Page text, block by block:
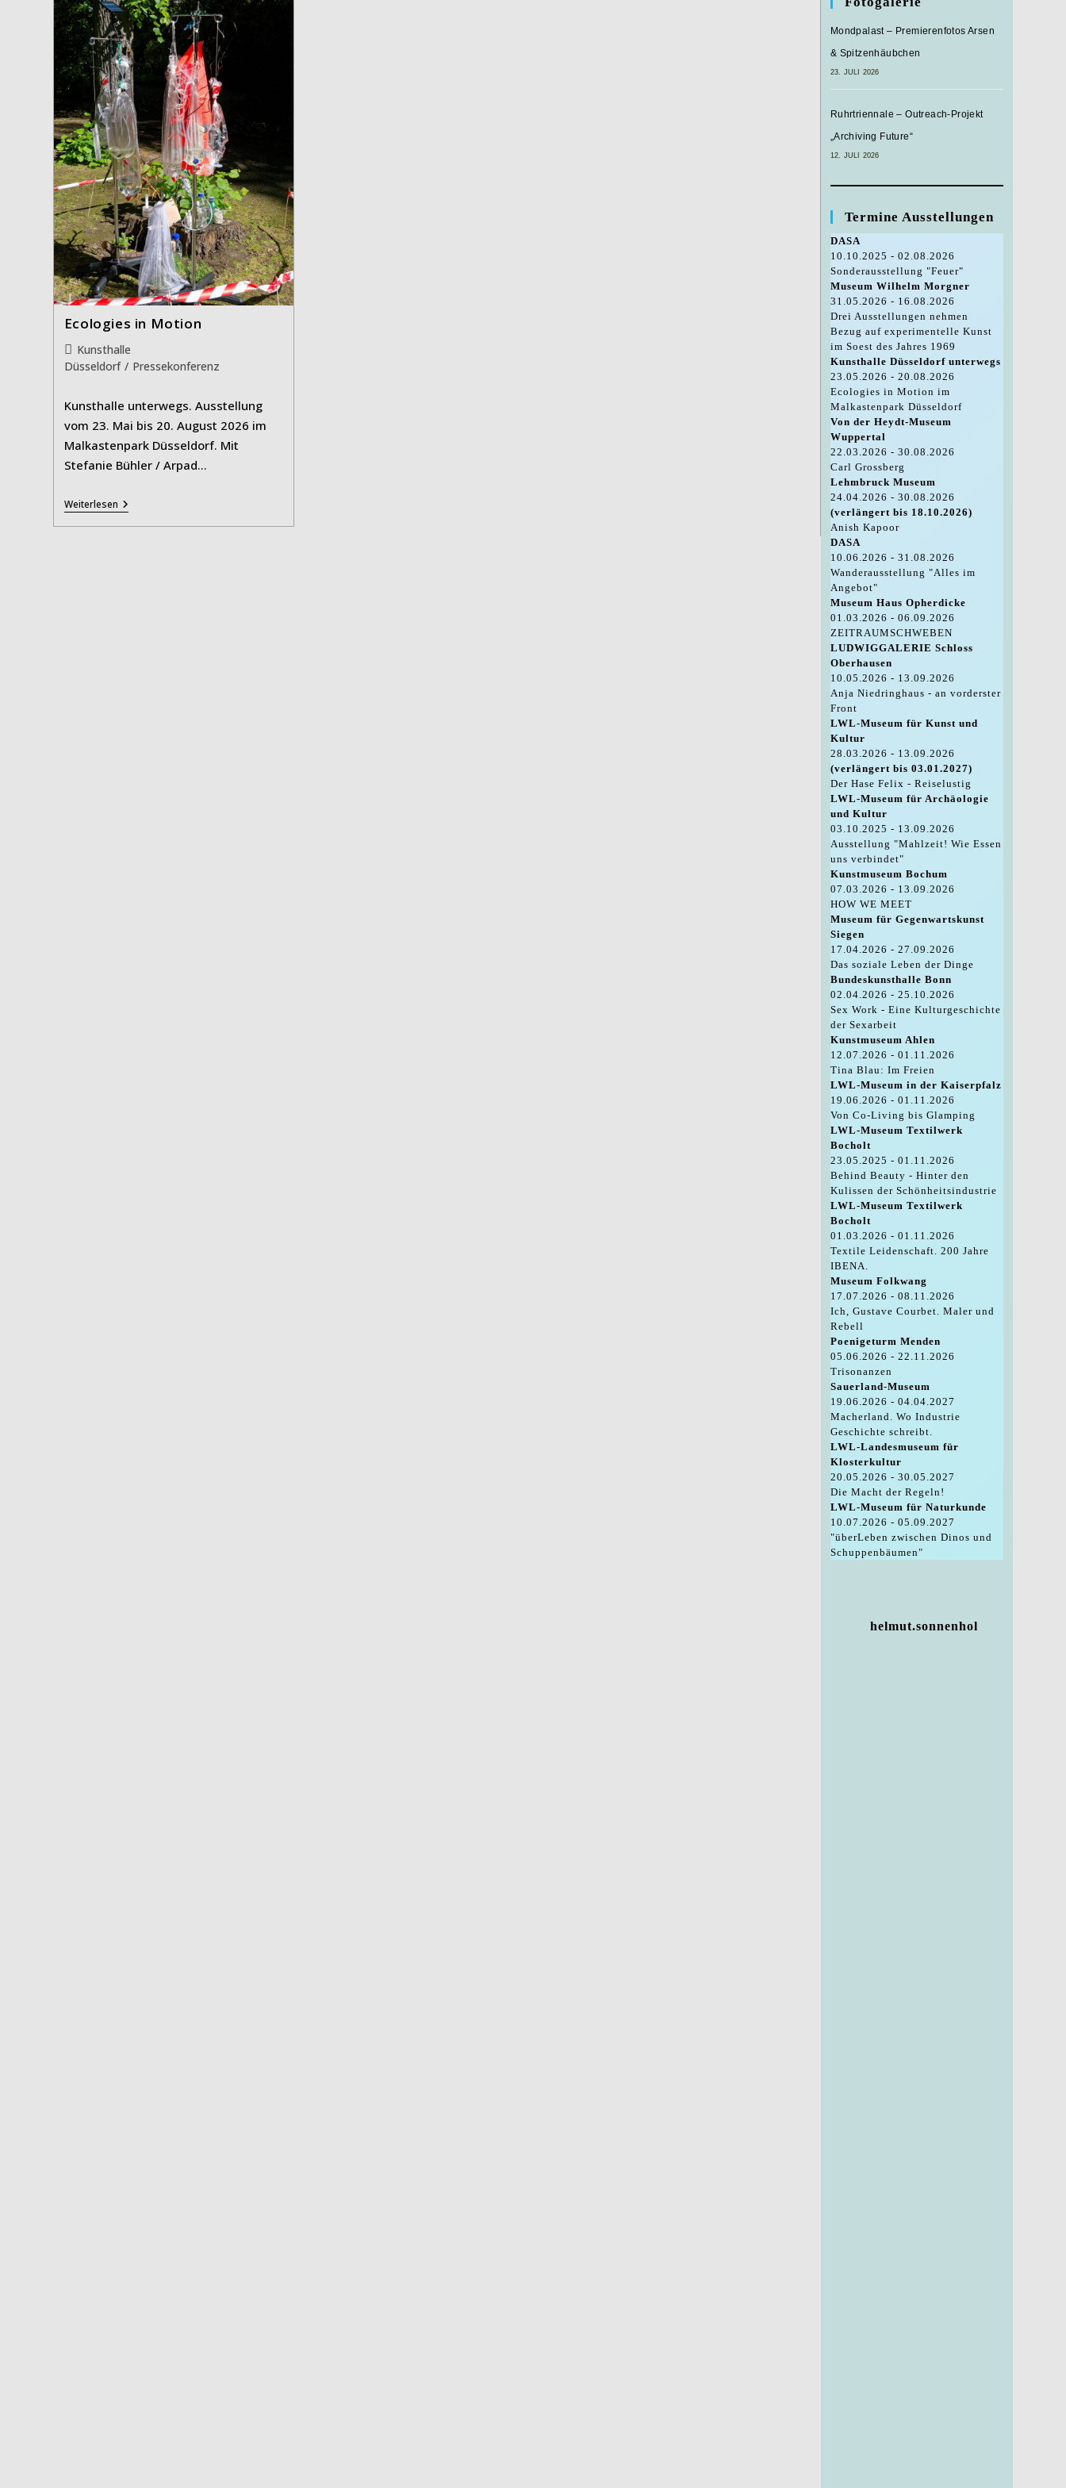
Ecologies in Motion
Beitrags-
Kategorie:
Kunsthalle
Düsseldorf / Pressekonferenz
Kunsthalle unterwegs. Ausstellung
vom 23. Mai bis 20. August 2026 im
Malkastenpark Düsseldorf. Mit
Stefanie Bühler / Arpad…
WeiterlesenEcologies
In
Motion
Mondpalast – Premierenfotos Arsen
& Spitzenhäubchen
23. JULI 2026
Ruhrtriennale – Outreach-Projekt
„Archiving Future“
12. JULI 2026
Termine Ausstellungen
DASA
10.10.2025 - 02.08.2026
Sonderausstellung "Feuer"
Museum Wilhelm Morgner
31.05.2026 - 16.08.2026
Drei Ausstellungen nehmen
Bezug auf experimentelle Kunst
im Soest des Jahres 1969
Kunsthalle Düsseldorf unterwegs
23.05.2026 - 20.08.2026
Ecologies in Motion im
Malkastenpark Düsseldorf
Von der Heydt-Museum
Wuppertal
22.03.2026 - 30.08.2026
Carl Grossberg
Lehmbruck Museum
24.04.2026 - 30.08.2026
(verlängert bis 18.10.2026)
Anish Kapoor
DASA
10.06.2026 - 31.08.2026
Wanderausstellung "Alles im
Angebot"
Museum Haus Opherdicke
01.03.2026 - 06.09.2026
ZEITRAUMSCHWEBEN
LUDWIGGALERIE Schloss
Oberhausen
10.05.2026 - 13.09.2026
Anja Niedringhaus - an vorderster
Front
LWL-Museum für Kunst und
Kultur
28.03.2026 - 13.09.2026
(verlängert bis 03.01.2027)
Der Hase Felix - Reiselustig
LWL-Museum für Archäologie
und Kultur
03.10.2025 - 13.09.2026
Ausstellung "Mahlzeit! Wie Essen
uns verbindet"
Kunstmuseum Bochum
07.03.2026 - 13.09.2026
HOW WE MEET
Museum für Gegenwartskunst
Siegen
17.04.2026 - 27.09.2026
Das soziale Leben der Dinge
Bundeskunsthalle Bonn
02.04.2026 - 25.10.2026
Sex Work - Eine Kulturgeschichte
der Sexarbeit
Kunstmuseum Ahlen
12.07.2026 - 01.11.2026
Tina Blau: Im Freien
LWL-Museum in der Kaiserpfalz
19.06.2026 - 01.11.2026
Von Co-Living bis Glamping
LWL-Museum Textilwerk
Bocholt
23.05.2025 - 01.11.2026
Behind Beauty - Hinter den
Kulissen der Schönheitsindustrie
LWL-Museum Textilwerk
Bocholt
01.03.2026 - 01.11.2026
Textile Leidenschaft. 200 Jahre
IBENA.
Museum Folkwang
17.07.2026 - 08.11.2026
Ich, Gustave Courbet. Maler und
Rebell
Poenigeturm Menden
05.06.2026 - 22.11.2026
Trisonanzen
Sauerland-Museum
19.06.2026 - 04.04.2027
Macherland. Wo Industrie
Geschichte schreibt.
LWL-Landesmuseum für
Klosterkultur
20.05.2026 - 30.05.2027
Die Macht der Regeln!
LWL-Museum für Naturkunde
10.07.2026 - 05.09.2027
"überLeben zwischen Dinos und
Schuppenbäumen"
helmut.sonnenhol